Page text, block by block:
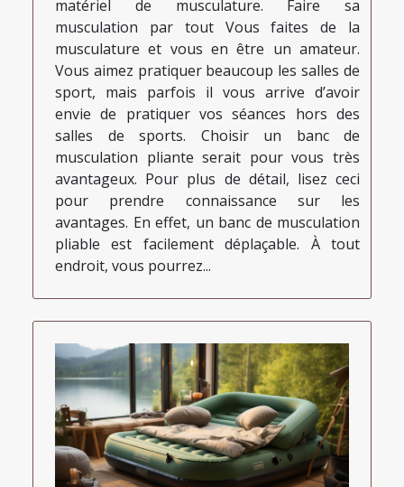
matériel de musculature. Faire sa
musculation par tout Vous faites de la
musculature et vous en être un amateur.
Vous aimez pratiquer beaucoup les salles de
sport, mais parfois il vous arrive d’avoir
envie de pratiquer vos séances hors des
salles de sports. Choisir un banc de
musculation pliante serait pour vous très
avantageux. Pour plus de détail, lisez ceci
pour prendre connaissance sur les
avantages. En effet, un banc de musculation
pliable est facilement déplaçable. À tout
endroit, vous pourrez...